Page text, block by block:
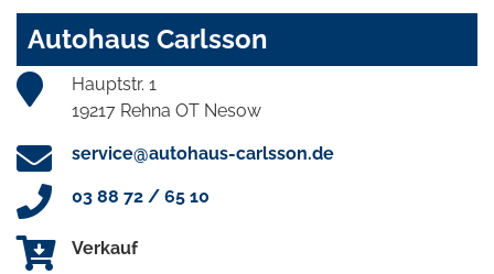
Autohaus Carlsson
Hauptstr. 1
19217 Rehna OT Nesow
service@autohaus-carlsson.de
03 88 72 / 65 10
Verkauf